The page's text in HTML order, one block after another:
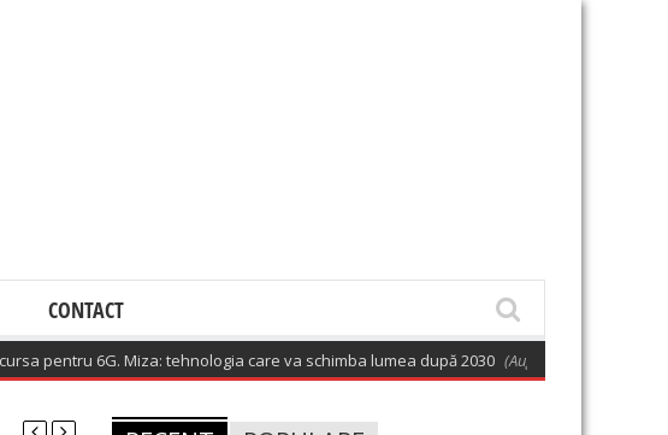
CONTACT
6G. Miza: tehnologia care va schimba lumea după 2030 (August 9, 2026 6:01 am)